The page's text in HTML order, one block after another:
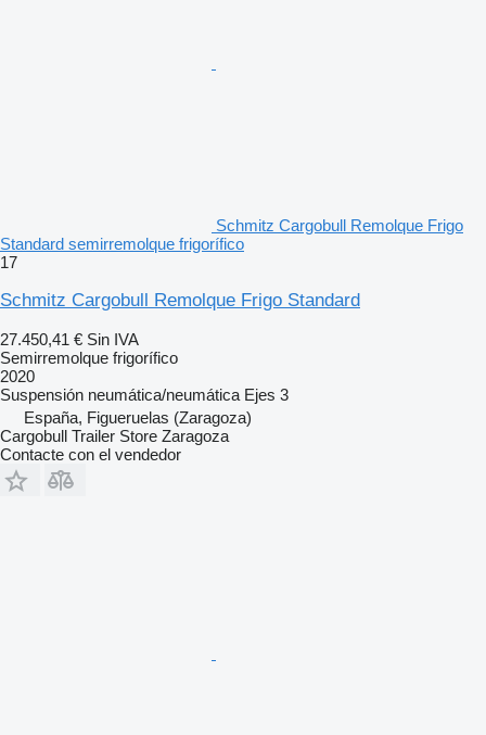
Schmitz Cargobull Remolque Frigo
Standard semirremolque frigorífico
17
Schmitz Cargobull Remolque Frigo Standard
27.450,41 € Sin IVA
Semirremolque frigorífico
2020
Suspensión neumática/neumática Ejes 3
España, Figueruelas (Zaragoza)
Cargobull Trailer Store Zaragoza
Contacte con el vendedor